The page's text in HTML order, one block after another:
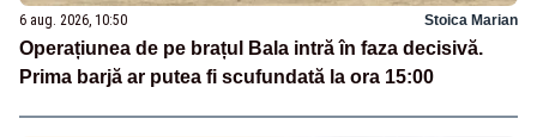
6 aug. 2026, 10:50 Stoica Marian
Operațiunea de pe brațul Bala intră în faza decisivă.
Prima barjă ar putea fi scufundată la ora 15:00